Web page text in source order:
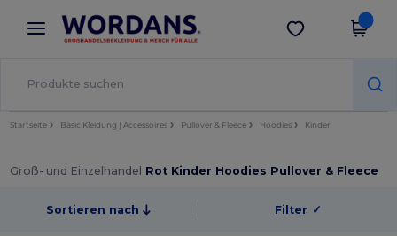
× Wordans App
Bessere Preise in der App!
App holen
Startseite Basic Kleidung | Accessoires Pullover & Fleece Hoodies Kinder
Groß- und Einzelhandel Rot Kinder Hoodies Pullover & Fleece
Sortieren nach Filter ✓